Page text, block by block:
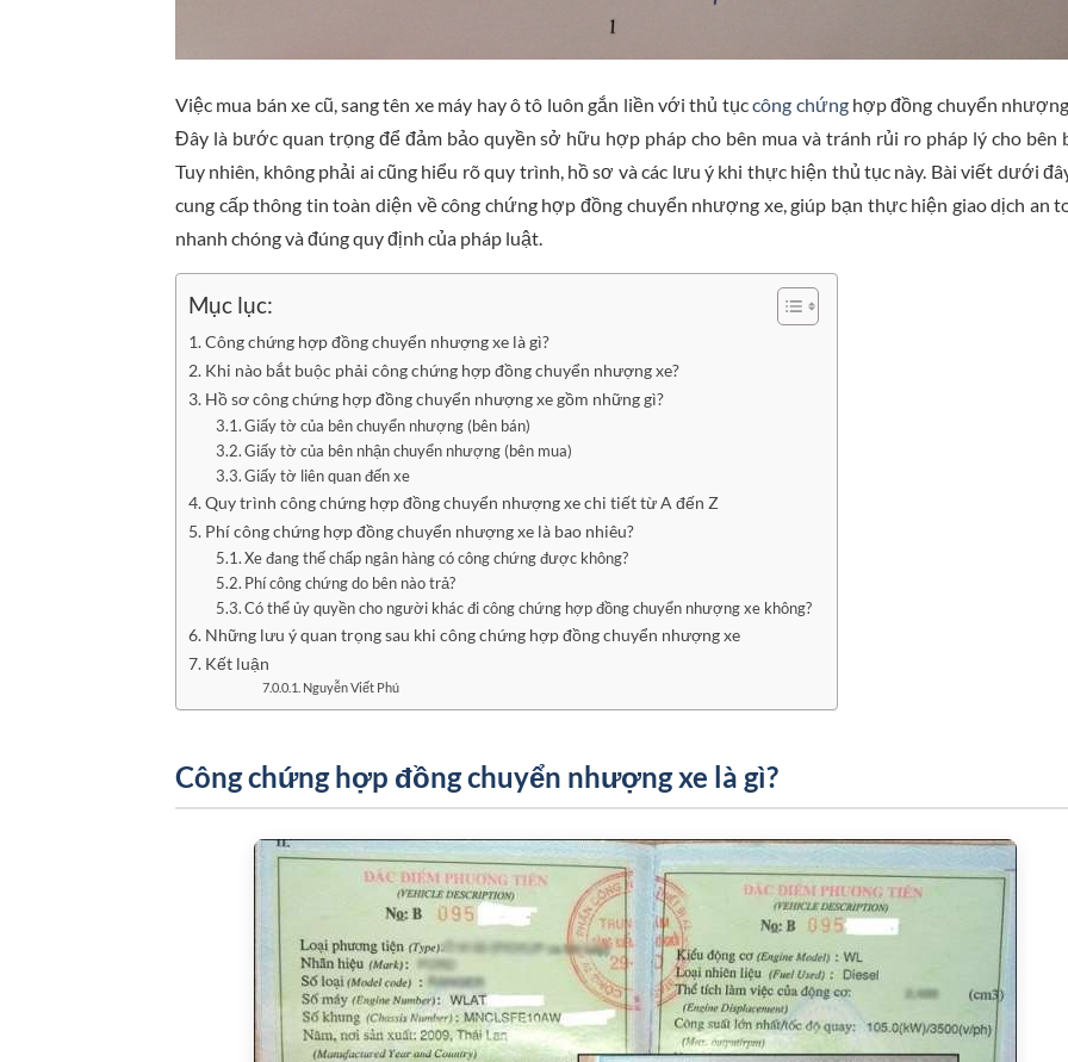
Việc mua bán xe cũ, sang tên xe máy hay ô tô luôn gắn liền với thủ tụccông chứnghợp đồng chuyển
Đây là bước quan trọng để đảm bảo quyền sở hữu hợp pháp cho bên mua và tránh rủi ro pháp lý cho bên
Tuy nhiên, không phải ai cũng hiểu rõ quy trình, hồ sơ và các lưu ý khi thực hiện thủ tục này. Bài viết dưới
cung cấp thông tin toàn diện về công chứng hợp đồng chuyển nhượng xe, giúp bạn thực hiện giao dịch an
nhanh chóng và đúng quy định của pháp luật.
Mục lục:
Công chứng hợp đồng chuyển nhượng xe là gì?
Khi nào bắt buộc phải công chứng hợp đồng chuyển nhượng xe?
Hồ sơ công chứng hợp đồng chuyển nhượng xe gồm những gì?
Giấy tờ của bên chuyển nhượng (bên bán)
Giấy tờ của bên nhận chuyển nhượng (bên mua)
Giấy tờ liên quan đến xe
Quy trình công chứng hợp đồng chuyển nhượng xe chi tiết từ A đến Z
Phí công chứng hợp đồng chuyển nhượng xe là bao nhiêu?
Xe đang thế chấp ngân hàng có công chứng được không?
Phí công chứng do bên nào trả?
Có thể ủy quyền cho người khác đi công chứng hợp đồng chuyển nhượng xe không?
Những lưu ý quan trọng sau khi công chứng hợp đồng chuyển nhượng xe
Kết luận
Nguyễn Viết Phú
Công chứng hợp đồng chuyển nhượng xe là gì?